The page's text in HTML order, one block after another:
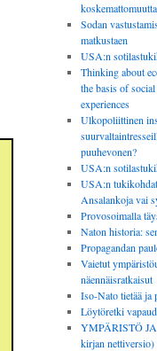
Sodan
matkustaen
USA:n
Thinking about
the basis of
experiences
Ulkopoliittinen
puuhevonen?
USA:n
USA:n
Ansalankoja vai
Provosoimalla
Naton historia:
Propagandan
Vaietut
näennäisratkaisut
Iso-Nato tietää ja
Löytöretki
YMPÄRISTÖ
kirjan nettiversio)